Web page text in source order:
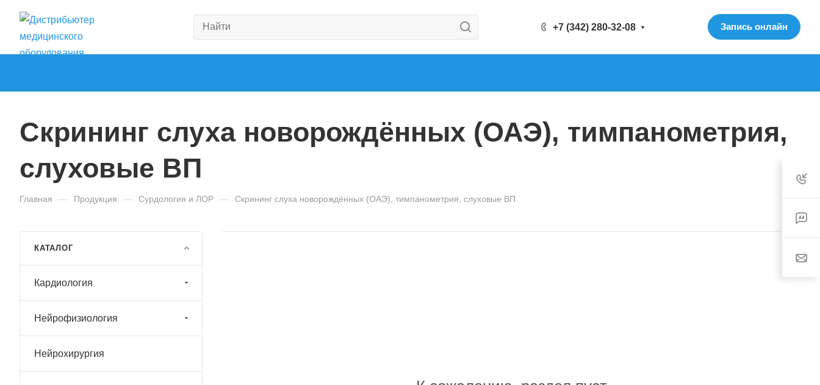
+7 (342) 280-32-08 Запись онлайн
Скрининг слуха новорождённых (ОАЭ), тимпанометрия,
слуховые ВП
Главная — Продукция — Сурдология и ЛОР — Скрининг слуха новорождённых (ОАЭ), тимпанометрия, слуховые ВП
КАТАЛОГ
Кардиология
Нейрофизиология
Нейрохирургия